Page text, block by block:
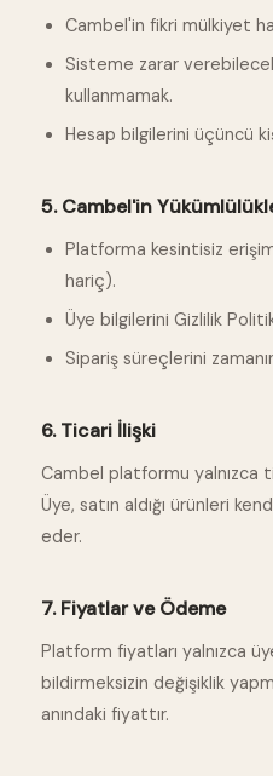
Cambel'in fikri mülkiyet
Sisteme zarar
kullanmamak.
Hesap bilgilerini üçüncü
5. Cambel'in
Platforma kesintisiz
hariç).
Üye bilgilerini Gizlilik
Sipariş süreçlerini
6. Ticari İlişki
Cambel platformu yalnızca
Üye, satın aldığı ürünleri
eder.
7. Fiyatlar ve Ödeme
Platform fiyatları yalnızca
bildirmeksizin değişiklik
anındaki fiyattır.